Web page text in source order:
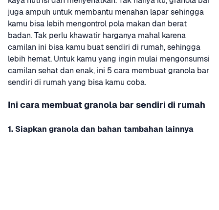
juga ampuh untuk membantu menahan lapar sehingga
kamu bisa lebih mengontrol pola makan dan berat
badan. Tak perlu khawatir harganya mahal karena
camilan ini bisa kamu buat sendiri di rumah, sehingga
lebih hemat. Untuk kamu yang ingin mulai mengonsumsi
camilan sehat dan enak, ini 5 cara membuat granola bar
sendiri di rumah yang bisa kamu coba.
Ini cara membuat granola bar sendiri di rumah
1. Siapkan granola dan bahan tambahan lainnya